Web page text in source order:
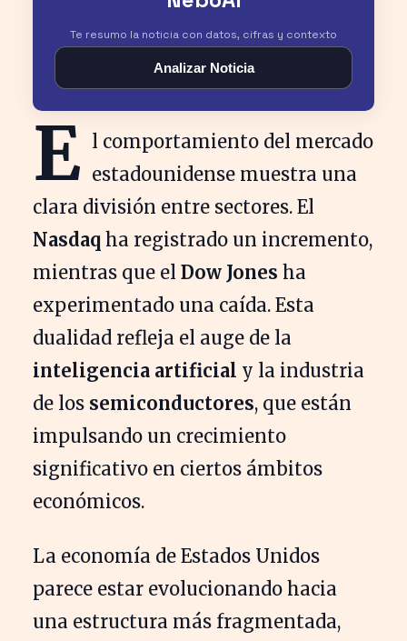
Te resumo la noticia con datos, cifras y contexto
Analizar Noticia
E l comportamiento del mercado
estadounidense muestra una
clara división entre sectores. El
Nasdaq ha registrado un incremento,
mientras que el Dow Jones ha
experimentado una caída. Esta
dualidad refleja el auge de la
inteligencia artificial y la industria
de los semiconductores, que están
impulsando un crecimiento
significativo en ciertos ámbitos
económicos.
La economía de Estados Unidos
parece estar evolucionando hacia
una estructura más fragmentada,